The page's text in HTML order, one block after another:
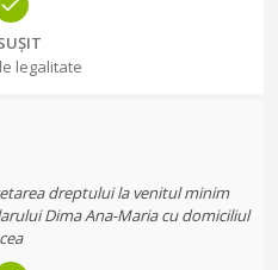
legalitate
dreptului la venitul minim
Dima Ana-Maria cu domiciliul